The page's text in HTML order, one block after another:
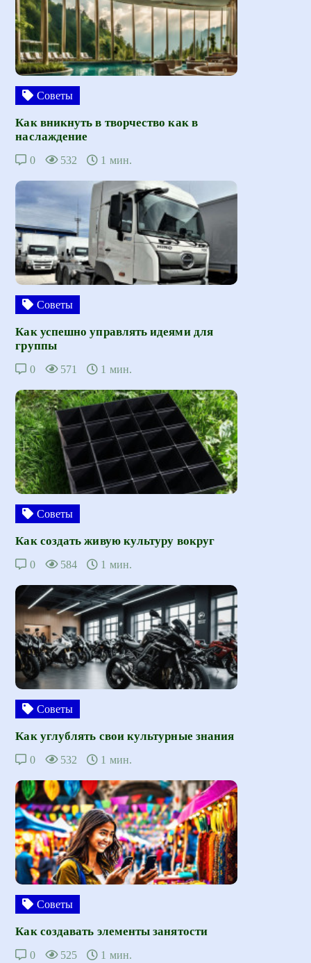
Советы
Как вникнуть в творчество как в
наслаждение
0 532 1 мин.
Советы
Как успешно управлять идеями для
группы
0 571 1 мин.
Советы
Как создать живую культуру вокруг
0 584 1 мин.
Советы
Как углублять свои культурные знания
0 532 1 мин.
Советы
Как создавать элементы занятости
0 525 1 мин.